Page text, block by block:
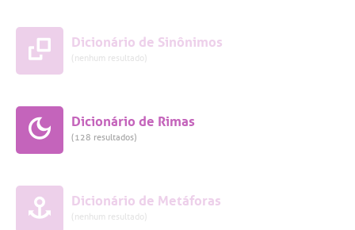
Dicionário de Sinônimos
(nenhum resultado)
Dicionário de Rimas
(128 resultados)
Dicionário de Metáforas
(nenhum resultado)